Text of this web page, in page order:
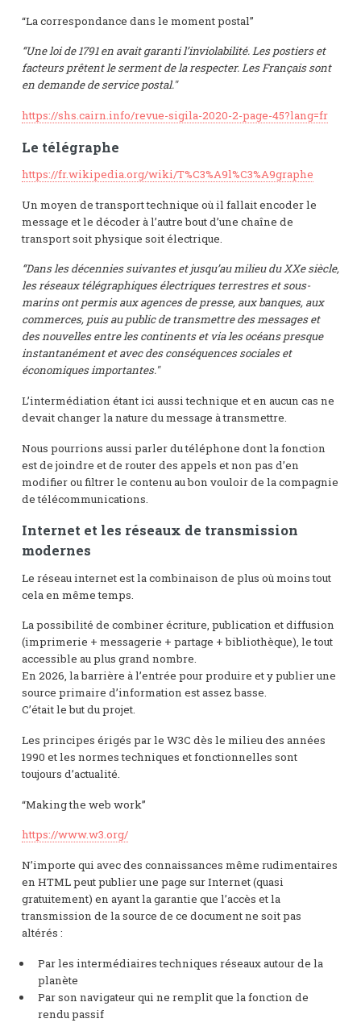
“La correspondance dans le moment postal”
“Une loi de 1791 en avait garanti l’inviolabilité. Les postiers et
facteurs prêtent le serment de la respecter. Les Français sont
en demande de service postal."
https://shs.cairn.info/revue-sigila-2020-2-page-45?lang=fr
Le télégraphe
https://fr.wikipedia.org/wiki/T%C3%A9l%C3%A9graphe
Un moyen de transport technique où il fallait encoder le
message et le décoder à l’autre bout d’une chaîne de
transport soit physique soit électrique.
“Dans les décennies suivantes et jusqu’au milieu du XXe siècle,
les réseaux télégraphiques électriques terrestres et sous-
marins ont permis aux agences de presse, aux banques, aux
commerces, puis au public de transmettre des messages et
des nouvelles entre les continents et via les océans presque
instantanément et avec des conséquences sociales et
économiques importantes."
L’intermédiation étant ici aussi technique et en aucun cas ne
devait changer la nature du message à transmettre.
Nous pourrions aussi parler du téléphone dont la fonction
est de joindre et de router des appels et non pas d’en
modifier ou filtrer le contenu au bon vouloir de la compagnie
de télécommunications.
Internet et les réseaux de transmission
modernes
Le réseau internet est la combinaison de plus où moins tout
cela en même temps.
La possibilité de combiner écriture, publication et diffusion
(imprimerie + messagerie + partage + bibliothèque), le tout
accessible au plus grand nombre.
En 2026, la barrière à l’entrée pour produire et y publier une
source primaire d’information est assez basse.
C’était le but du projet.
Les principes érigés par le W3C dès le milieu des années
1990 et les normes techniques et fonctionnelles sont
toujours d’actualité.
“Making the web work”
https://www.w3.org/
N’importe qui avec des connaissances même rudimentaires
en HTML peut publier une page sur Internet (quasi
gratuitement) en ayant la garantie que l’accès et la
transmission de la source de ce document ne soit pas
altérés :
Par les intermédiaires techniques réseaux autour de la
planète
Par son navigateur qui ne remplit que la fonction de
rendu passif